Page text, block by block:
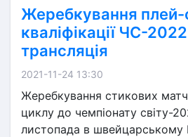
Жеребкування
кваліфікації ЧС-
трансляція
2021-11-24 13:30
Жеребкування стикових
циклу до чемпіонату світу-
листопада в швейцарському